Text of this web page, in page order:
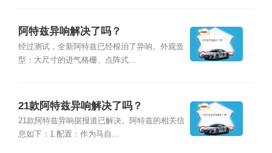
阿特兹异响解决了吗？
经过测试，全新阿特兹已经根治了异响。外观造
型：大尺寸的进气格栅、点阵式...
21款阿特兹异响解决了吗？
21款阿特兹异响据报道已解决。阿特兹的相关信
息如下：1.配置：作为马自...